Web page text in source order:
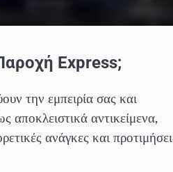
Express;
την εμπειρία σας και
αποκλειστικά αντικείμενα,
ανάγκες και